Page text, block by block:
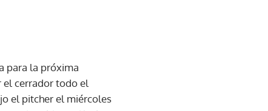
para la próxima
el cerrador todo el
el pitcher el miércoles